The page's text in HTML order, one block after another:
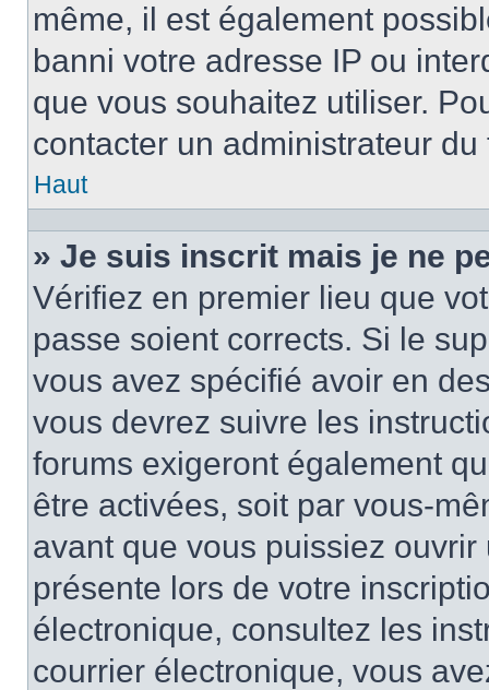
même, il est également
banni votre adresse IP ou
que vous souhaitez utiliser.
contacter un administrateur du
Haut
» Je suis inscrit mais je ne
Vérifiez en premier lieu que
passe soient corrects. Si le
vous avez spécifié avoir en
vous devrez suivre les
forums exigeront également
être activées, soit par vous-
avant que vous puissiez
présente lors de votre
électronique, consultez les
courrier électronique, vous